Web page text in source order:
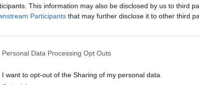
This information may also be disclosed by us to third
Participants that may further disclose it to other third
Personal Data Processing Opt Outs
I want to opt-out of the Sharing of my personal data.
Κούρκουλου
Κορούτης